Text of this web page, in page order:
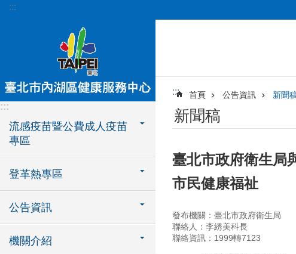
跳到主要內容區塊
:::
:::
流感疫苗暨公費成人疫苗
專區
登革熱專區
公告資訊
機關介紹
::: 首頁 公告資訊 新聞
新聞稿
臺北市政府衛生局
市民健康福祉
發布機關：臺北市政府衛生局
聯絡人：李綉美科長
聯絡資訊：1999轉7123